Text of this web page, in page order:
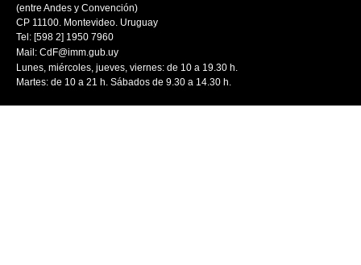
(entre Andes y Convención)
CP 11100. Montevideo. Uruguay
Tel: [598 2] 1950 7960
Mail: CdF@imm.gub.uy
Lunes, miércoles, jueves, viernes: de 10 a 19.30 h.
Martes: de 10 a 21 h. Sábados de 9.30 a 14.30 h.